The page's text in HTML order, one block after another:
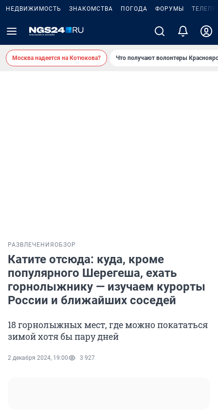
НЕДВИЖИМОСТЬ ЗНАКОМСТВА ПОГОДА ФОРУМЫ
Москва надеется на Котюкова? Что получают волонтеры
РАЗВЛЕЧЕНИЯ ОБЗОР
Катите отсюда: куда, кроме
популярного Шерегеша, ехать
горнолыжнику — изучаем курорты
России и ближайших соседей
18 горнолыжных мест, где можно покататься
зимой хотя бы пару дней
2 декабря 2024, 19:00 3 927